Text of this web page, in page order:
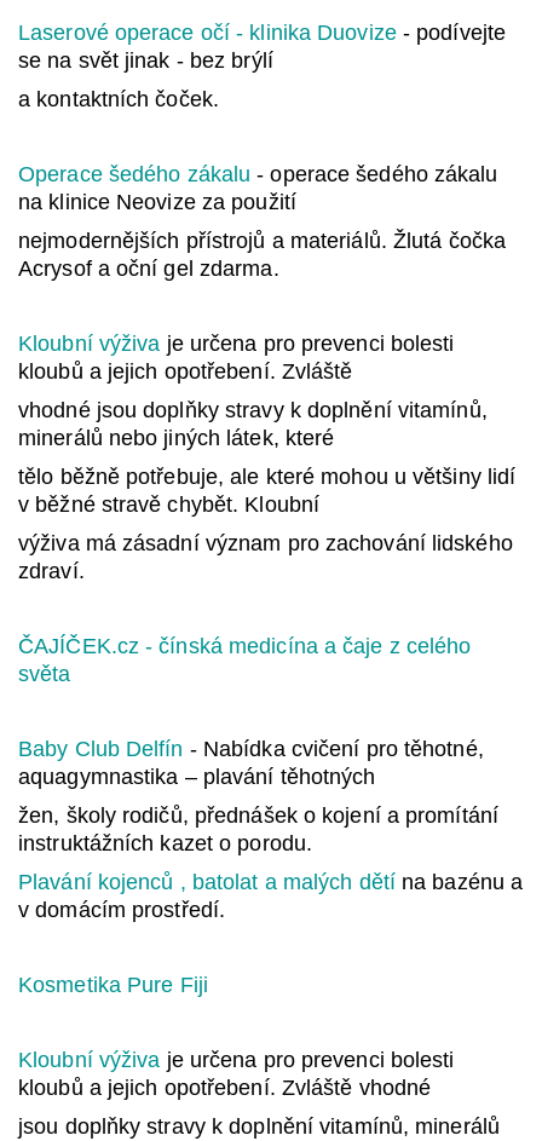
Laserové operace očí - klinika Duovize- podívejte
se na svět jinak - bez brýlí
a kontaktních čoček.
Operace šedého zákalu - operace šedého zákalu
na klinice Neovize za použití
nejmodernějších přístrojů a materiálů. Žlutá čočka
Acrysof a oční gel zdarma.
Kloubní výživa je určena pro prevenci bolesti
kloubů a jejich opotřebení. Zvláště
vhodné jsou doplňky stravy k doplnění vitamínů,
minerálů nebo jiných látek, které
tělo běžně potřebuje, ale které mohou u většiny lidí
v běžné stravě chybět. Kloubní
výživa má zásadní význam pro zachování lidského
zdraví.
ČAJÍČEK.cz - čínská medicína a čaje z celého
světa
Baby Club Delfín - Nabídka cvičení pro těhotné,
aquagymnastika – plavání těhotných
žen, školy rodičů, přednášek o kojení a promítání
instruktážních kazet o porodu.
Plavání kojenců , batolat a malých dětí na bazénu a
v domácím prostředí.
Kosmetika Pure Fiji
Kloubní výživa je určena pro prevenci bolesti
kloubů a jejich opotřebení. Zvláště vhodné
jsou doplňky stravy k doplnění vitamínů, minerálů